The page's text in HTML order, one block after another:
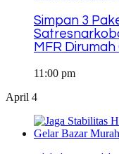
Simpan 3
MFR
11:00 pm
April 4